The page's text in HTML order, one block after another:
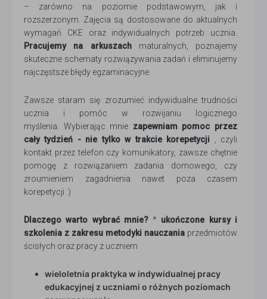
– zarówno na poziomie podstawowym, jak i
rozszerzonym. Zajęcia są dostosowane do aktualnych
wymagań CKE oraz indywidualnych potrzeb ucznia.
Pracujemy na arkuszachmaturalnych, poznajemy
skuteczne schematy rozwiązywania zadań i eliminujemy
najczęstsze błędy egzaminacyjne.
Zawsze staram się zrozumieć indywidualne trudności
ucznia i pomóc w rozwijaniu logicznego
myślenia. Wybierając mnie zapewniam pomoc przez
cały tydzień - nie tylko w trakcie korepetycji , czyli
kontakt przez telefon czy komunikatory, zawsze chętnie
pomogę z rozwiązaniem zadania domowego, czy
zroumieniem zagadnienia nawet poza czasem
korepetycji :)
Dlaczego warto wybrać mnie?* ukończone kursy i
szkolenia z zakresu metodyki nauczania przedmiotów
ścisłych oraz pracy z uczniem
wieloletnia praktyka w indywidualnej pracy
edukacyjnej z uczniami o różnych poziomach